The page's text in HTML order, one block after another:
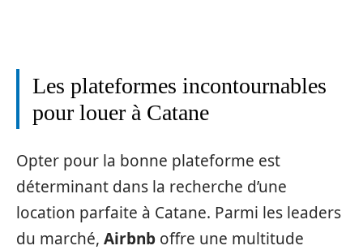
Les plateformes incontournables
pour louer à Catane
Opter pour la bonne plateforme est
déterminant dans la recherche d’une
location parfaite à Catane. Parmi les leaders
du marché, Airbnb offre une multitude